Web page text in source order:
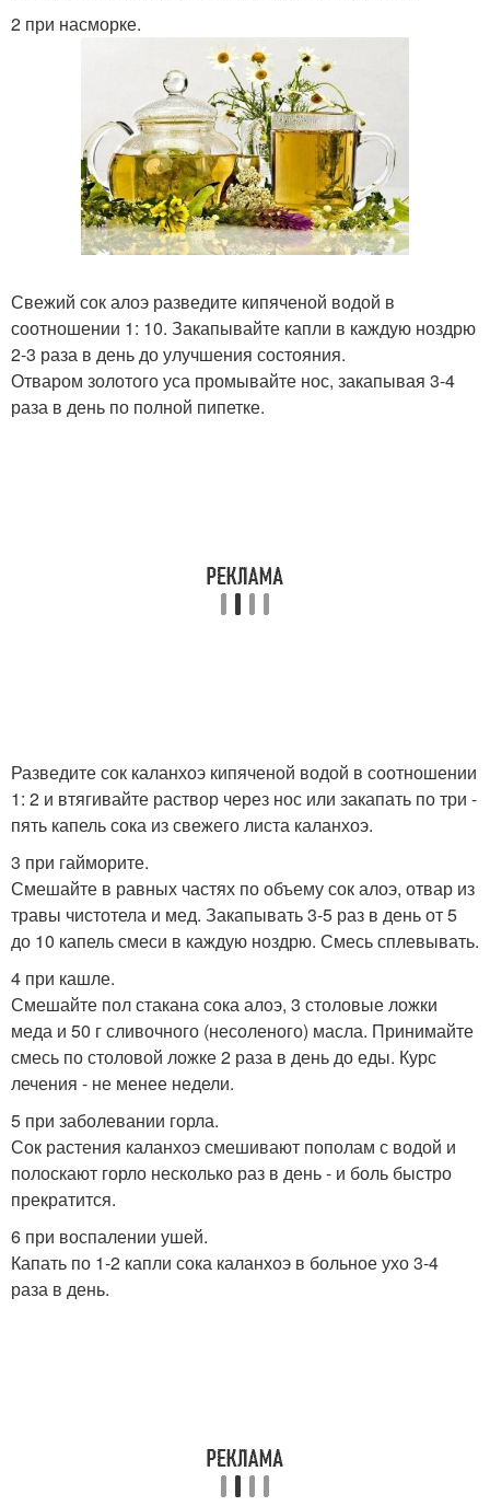
2 при насморке.
Свежий сок алоэ разведите кипяченой водой в
соотношении 1: 10. Закапывайте капли в каждую ноздрю
2-3 раза в день до улучшения состояния.
Отваром золотого уса промывайте нос, закапывая 3-4
раза в день по полной пипетке.
Разведите сок каланхоэ кипяченой водой в соотношении
1: 2 и втягивайте раствор через нос или закапать по три -
пять капель сока из свежего листа каланхоэ.
3 при гайморите.
Смешайте в равных частях по объему сок алоэ, отвар из
травы чистотела и мед. Закапывать 3-5 раз в день от 5
до 10 капель смеси в каждую ноздрю. Смесь сплевывать.
4 при кашле.
Смешайте пол стакана сока алоэ, 3 столовые ложки
меда и 50 г сливочного (несоленого) масла. Принимайте
смесь по столовой ложке 2 раза в день до еды. Курс
лечения - не менее недели.
5 при заболевании горла.
Сок растения каланхоэ смешивают пополам с водой и
полоскают горло несколько раз в день - и боль быстро
прекратится.
6 при воспалении ушей.
Капать по 1-2 капли сока каланхоэ в больное ухо 3-4
раза в день.